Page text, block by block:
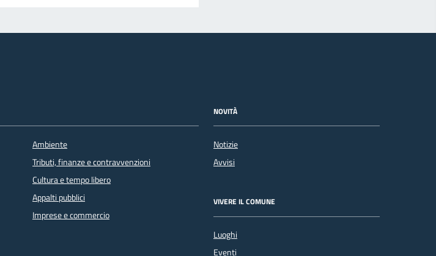
Ambiente
Tributi, finanze e contravvenzioni
Cultura e tempo libero
Appalti pubblici
Imprese e commercio
NOVITÀ
Notizie
Avvisi
VIVERE IL COMUNE
Luoghi
Eventi